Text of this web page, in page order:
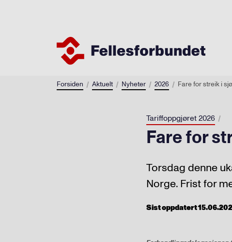
Forsiden Aktuelt Nyheter 2026 Fare for streik i
Tariffoppgjøret 2026
Fare for
Torsdag denne
Norge. Frist for
Sist oppdatert